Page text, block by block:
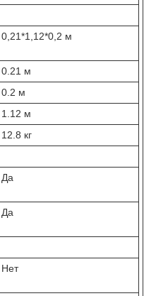
0,21*1,12*0,2 м
0.21 м
0.2 м
1.12 м
12.8 кг
Да
Да
Нет